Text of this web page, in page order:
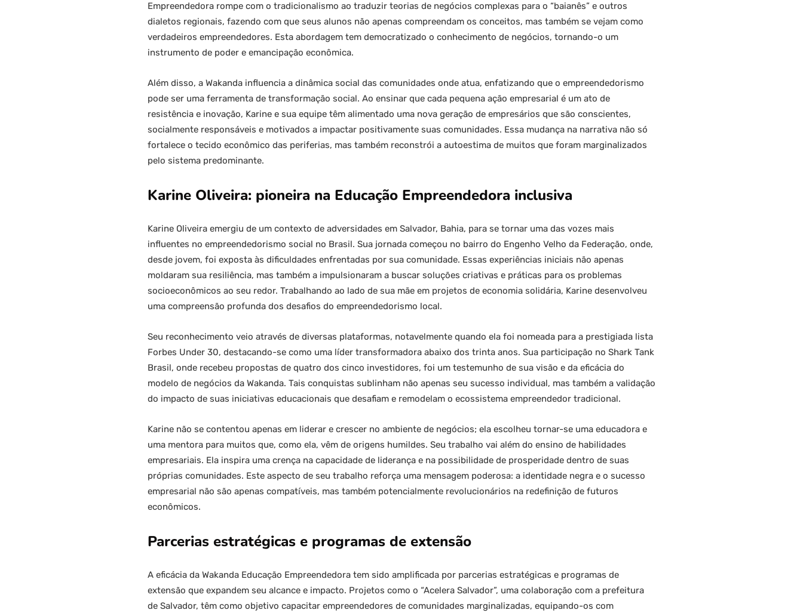
Empreendedora rompe com o tradicionalismo ao traduzir teorias de negócios complexas para o “baianês” e outros
dialetos regionais, fazendo com que seus alunos não apenas compreendam os conceitos, mas também se vejam como
verdadeiros empreendedores. Esta abordagem tem democratizado o conhecimento de negócios, tornando-o um
instrumento de poder e emancipação econômica.
Além disso, a Wakanda influencia a dinâmica social das comunidades onde atua, enfatizando que o empreendedorismo
pode ser uma ferramenta de transformação social. Ao ensinar que cada pequena ação empresarial é um ato de
resistência e inovação, Karine e sua equipe têm alimentado uma nova geração de empresários que são conscientes,
socialmente responsáveis e motivados a impactar positivamente suas comunidades. Essa mudança na narrativa não só
fortalece o tecido econômico das periferias, mas também reconstrói a autoestima de muitos que foram marginalizados
pelo sistema predominante.
Karine Oliveira: pioneira na Educação Empreendedora inclusiva
Karine Oliveira emergiu de um contexto de adversidades em Salvador, Bahia, para se tornar uma das vozes mais
influentes no empreendedorismo social no Brasil. Sua jornada começou no bairro do Engenho Velho da Federação, onde,
desde jovem, foi exposta às dificuldades enfrentadas por sua comunidade. Essas experiências iniciais não apenas
moldaram sua resiliência, mas também a impulsionaram a buscar soluções criativas e práticas para os problemas
socioeconômicos ao seu redor. Trabalhando ao lado de sua mãe em projetos de economia solidária, Karine desenvolveu
uma compreensão profunda dos desafios do empreendedorismo local.
Seu reconhecimento veio através de diversas plataformas, notavelmente quando ela foi nomeada para a prestigiada lista
Forbes Under 30, destacando-se como uma líder transformadora abaixo dos trinta anos. Sua participação no Shark Tank
Brasil, onde recebeu propostas de quatro dos cinco investidores, foi um testemunho de sua visão e da eficácia do
modelo de negócios da Wakanda. Tais conquistas sublinham não apenas seu sucesso individual, mas também a validação
do impacto de suas iniciativas educacionais que desafiam e remodelam o ecossistema empreendedor tradicional.
Karine não se contentou apenas em liderar e crescer no ambiente de negócios; ela escolheu tornar-se uma educadora e
uma mentora para muitos que, como ela, vêm de origens humildes. Seu trabalho vai além do ensino de habilidades
empresariais. Ela inspira uma crença na capacidade de liderança e na possibilidade de prosperidade dentro de suas
próprias comunidades. Este aspecto de seu trabalho reforça uma mensagem poderosa: a identidade negra e o sucesso
empresarial não são apenas compatíveis, mas também potencialmente revolucionários na redefinição de futuros
econômicos.
Parcerias estratégicas e programas de extensão
A eficácia da Wakanda Educação Empreendedora tem sido amplificada por parcerias estratégicas e programas de
extensão que expandem seu alcance e impacto. Projetos como o “Acelera Salvador”, uma colaboração com a prefeitura
de Salvador, têm como objetivo capacitar empreendedores de comunidades marginalizadas, equipando-os com